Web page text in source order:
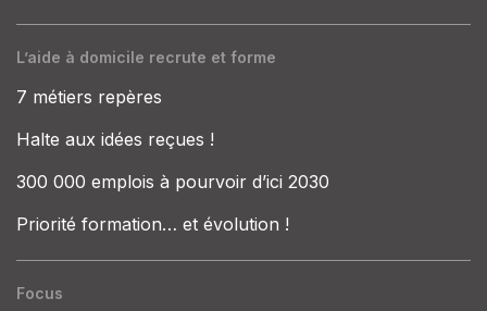
L’aide à domicile recrute et forme
7 métiers repères
Halte aux idées reçues !
300 000 emplois à pourvoir d’ici 2030
Priorité formation… et évolution !
Focus